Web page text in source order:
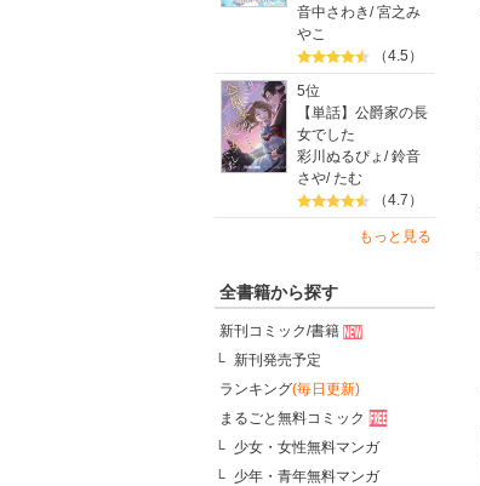
音中さわき/宮之み
やこ
（4.5）
5位
【単話】公爵家の長
女でした
彩川ぬるぴょ /鈴音
さや/たむ
（4.7）
もっと見る
全書籍から探す
新刊コミック/書籍
新刊発売予定
ランキング(毎日更新)
まるごと無料コミック
少女・女性無料マンガ
少年・青年無料マンガ